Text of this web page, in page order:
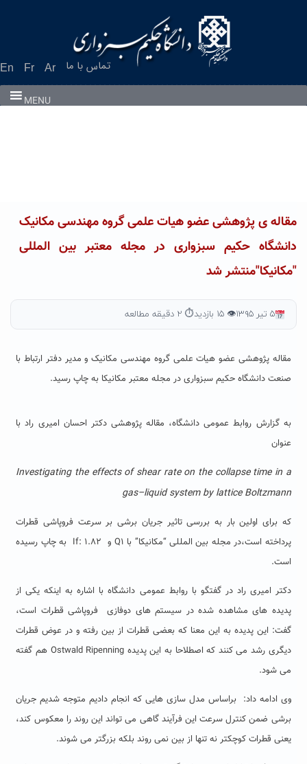
En Fr Ar تماس با ما
MENU
مقاله ی پژوهشی عضو هیات علمی گروه مهندسی مکانیک
دانشگاه حکیم سبزواری در مجله معتبر بین المللی
"مکانیکا"منتشر شد
۵ تیر ۱۳۹۵ 👁 ۱۵ بازدید ⏱ ۲ دقیقه مطالعه
مقاله پژوهشی عضو هیات علمی گروه مهندسی مکانیک و مدیر دفتر ارتباط با
صنعت دانشگاه حکیم سبزواری در مجله معتبر مکانیکا به چاپ رسید.
به گزارش روابط عمومی دانشگاه، مقاله پژوهشی دکتر احسان امیری راد با
عنوان
Investigating the effects of shear rate on the collapse time in a
gas–liquid system by lattice Boltzmann
که برای اولین بار به بررسی تاثیر جریان برشی بر سرعت فروپاشی قطرات
پرداخته است،در مجله بین المللی “مکانیکا” با Q1 و If: 1.82 به چاپ رسیده
است.
دکتر امیری راد در گفتگو با روابط عمومی دانشگاه با اشاره به اینکه یکی از
پدیده های مشاهده شده در سیستم های دوفازی فروپاشی قطرات است،
گفت: این پدیده به این معنا که بعضی قطرات از بین رفته و در عوض قطرات
دیگری رشد می کنند که اصطلاحا به این پدیده Ostwald Ripenning هم گفته
می شود.
وی ادامه داد: براساس مدل سازی هایی که انجام دادیم متوجه شدیم جریان
برشی ضمن کنترل سرعت این فرآیند گاهی می تواند این روند را معکوس کند،
یعنی قطرات کوچکتر نه تنها از بین نمی روند بلکه بزرگتر می شوند.